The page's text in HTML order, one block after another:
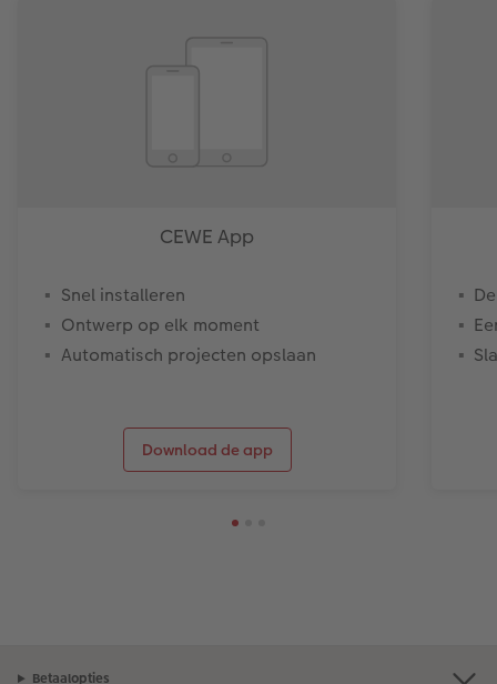
CEWE App
Snel installeren
Ontwerp op elk moment
Automatisch projecten opslaan
Download de app
Betaalopties